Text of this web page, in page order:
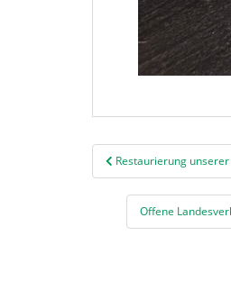
Restaurierung
Offene